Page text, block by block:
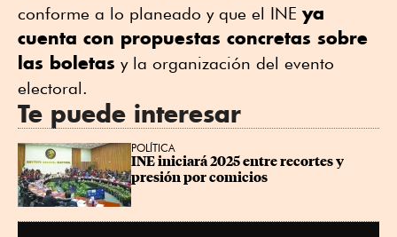
conforme a lo planeado y que el INE ya
cuenta con propuestas concretas sobre
las boletas y la organización del evento
electoral.
Te puede interesar
POLÍTICA
INE iniciará 2025 entre recortes y
presión por comicios